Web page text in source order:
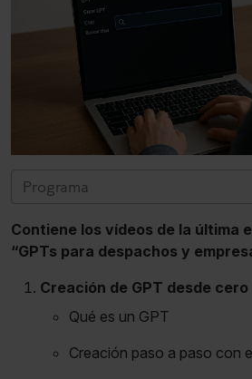
Contiene los vídeos de la última
“GPTs para despachos y
Creación de GPT desde cero
Qué es un GPT
Creación paso a paso con